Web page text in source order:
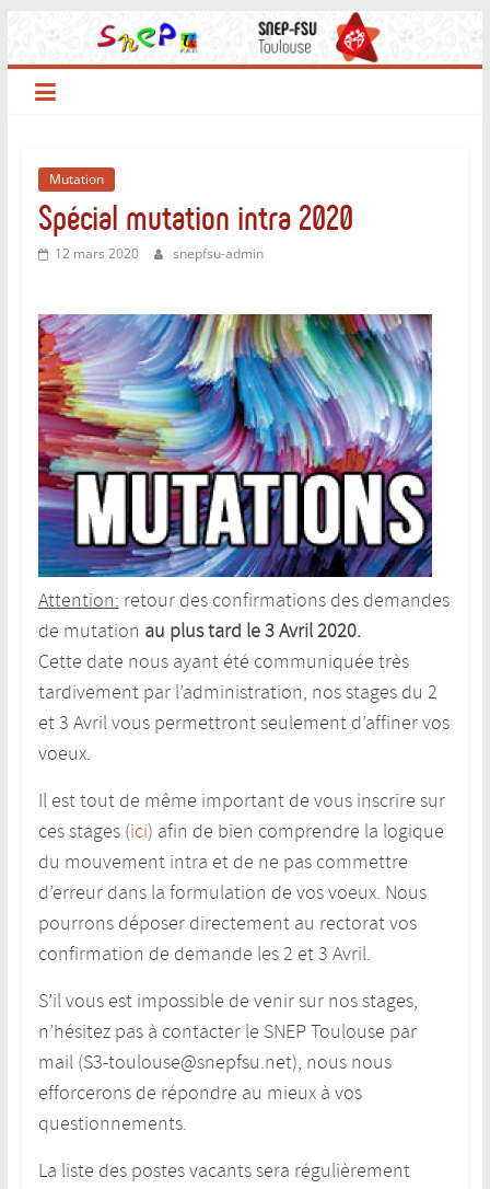
contenu
Mutation
Spécial mutation intra 2020
12 mars 2020 snepfsu-admin
Attention:retour des confirmations des demandes
de mutation au plus tard le 3 Avril 2020.
Cette date nous ayant été communiquée très
tardivement par l’administration, nos stages du 2
et 3 Avril vous permettront seulement d’affiner vos
voeux.
Il est tout de même important de vous inscrire sur
ces stages (ici) afin de bien comprendre la logique
du mouvement intra et de ne pas commettre
d’erreur dans la formulation de vos voeux. Nous
pourrons déposer directement au rectorat vos
confirmation de demande les 2 et 3 Avril.
S’il vous est impossible de venir sur nos stages,
n’hésitez pas à contacter le SNEP Toulouse par
mail (S3-toulouse@snepfsu.net), nous nous
efforcerons de répondre au mieux à vos
questionnements.
La liste des postes vacants sera régulièrement